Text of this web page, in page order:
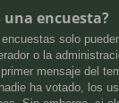
encuesta?
solo
o la
mensaje del
ha votado, los